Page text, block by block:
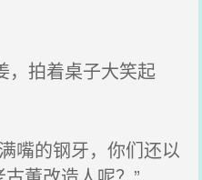
拍着桌子大笑起
嘴的钢牙，你们还以